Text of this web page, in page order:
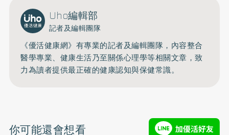
Uho編輯部
記者及編輯團隊
《優活健康網》有專業的記者及編輯團隊，內容整合
醫學專業、健康生活乃至關係心理學等相關文章，致
力為讀者提供最正確的健康認知與保健常識。
你可能還會想看